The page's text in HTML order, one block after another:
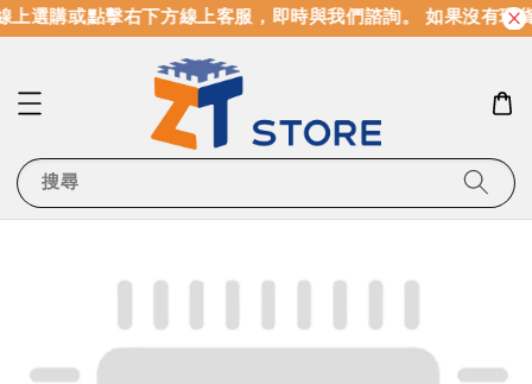
選購或點擊右下方線上客服，即時與我們諮詢。 如果沒有現
搜尋